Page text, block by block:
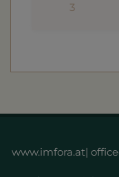
3
www.imfora.at|